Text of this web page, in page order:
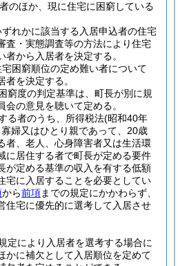
のほか、現に住宅に困窮している
ずれかに該当する入居申込者の住宅
査・実態調査等の方法により住宅
から入居者を決定する。
困窮順位の定め難い者について
を決定する。
窮度の判定基準は、町長が別に規
の意見を聴いて定める。
る者のうち、所得税法(昭和40年
婦又はひとり親であって、20歳
者、老人、心身障害者又は生活環
に居住する者で町長が定める要件
が定める基準の収入を有する低額
宅に入居することを必要としてい
から前項までの規定にかかわらず、
住宅に優先的に選考して入居させ
定により入居者を選考する場合に
かに補欠として入居順位を定めて